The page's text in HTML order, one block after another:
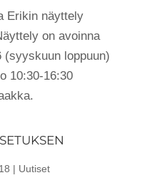
Erikin näyttely
on avoinna
(syyskuun loppuun)
10:30-16:30
| Uutiset